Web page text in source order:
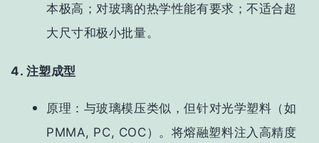
本极高；对玻璃的热学性能有要求；不适合超
大尺寸和极小批量。
4. 注塑成型
原理 ：与玻璃模压类似，但针对光学塑料 （如
PMMA, PC, COC）。将熔融塑料注入高精度